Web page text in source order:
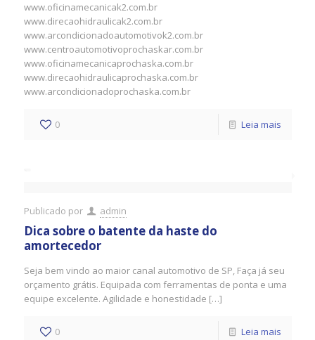
www.oficinamecanicak2.com.br
www.direcaohidraulicak2.com.br
www.arcondicionadoautomotivok2.com.br
www.centroautomotivoprochaskar.com.br
www.oficinamecanicaprochaska.com.br
www.direcaohidraulicaprochaska.com.br
www.arcondicionadoprochaska.com.br
0 Leia mais
Publicado por admin
Dica sobre o batente da haste do
amortecedor
Seja bem vindo ao maior canal automotivo de SP, Faça já seu
orçamento grátis. Equipada com ferramentas de ponta e uma
equipe excelente. Agilidade e honestidade […]
0 Leia mais